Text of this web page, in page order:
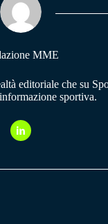
MME
editoriale che su
sportiva.